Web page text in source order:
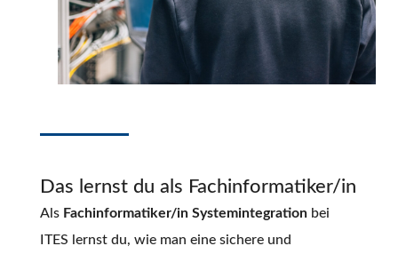
Das lernst du als Fachinformatiker/in
Als Fachinformatiker/in Systemintegrationbei
ITES lernst du, wie man eine sichere und